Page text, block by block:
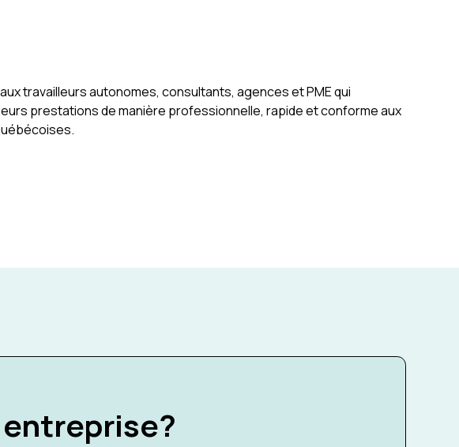
travailleurs autonomes, consultants, agences et PME qui
prestations de manière professionnelle, rapide et conforme aux